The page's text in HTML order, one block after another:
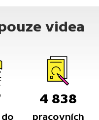
podporu ze strany
noční služby.
videa
4 838
pracovních